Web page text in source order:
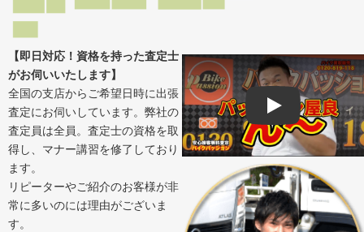
Play
【即日対応！資格を持った査定士
がお伺いいたします】
全国の支店からご希望日時に出張
査定にお伺いしています。弊社の
査定員は全員。査定士の資格を取
得し、マナー講習を修了しており
ます。
リピーターやご紹介のお客様が非
常に多いのには理由がございま
す。